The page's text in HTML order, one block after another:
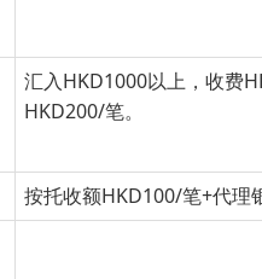
汇入HKD1000以上，收费
HKD200/笔。
按托收额HKD100/笔+代理